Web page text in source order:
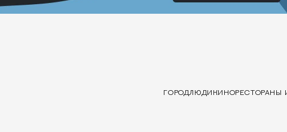
ГОРОДЛЮДИ КИНОРЕСТОРАНЫ